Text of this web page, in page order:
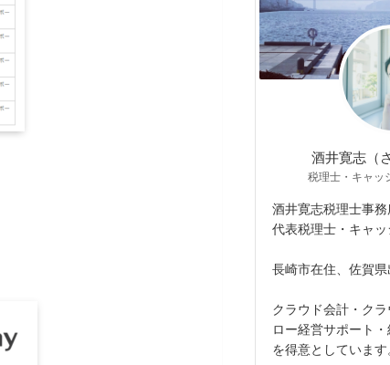
酒井寛志（
税理士・キャッ
酒井寛志税理士事
代表税理士・キャ
長崎市在住、佐賀県
クラウド会計・ク
ロー経営サポート
を得意としています